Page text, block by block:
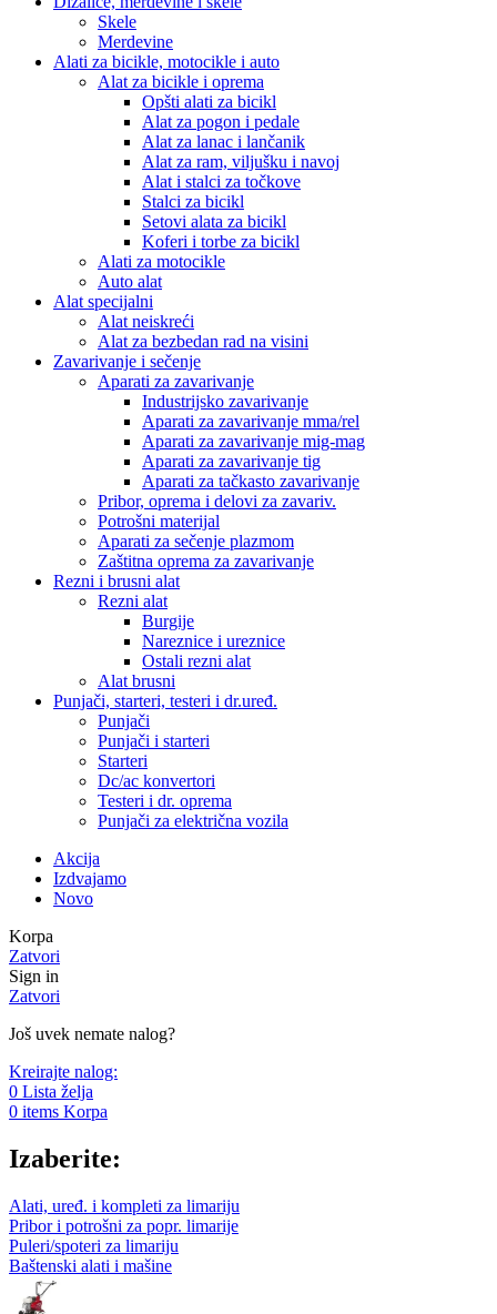
Skele
Merdevine
Alati za bicikle, motocikle i auto
Alat za bicikle i oprema
Opšti alati za bicikl
Alat za pogon i pedale
Alat za lanac i lančanik
Alat za ram, viljušku i navoj
Alat i stalci za točkove
Stalci za bicikl
Setovi alata za bicikl
Koferi i torbe za bicikl
Alati za motocikle
Auto alat
Alat specijalni
Alat neiskreći
Alat za bezbedan rad na visini
Zavarivanje i sečenje
Aparati za zavarivanje
Industrijsko zavarivanje
Aparati za zavarivanje mma/rel
Aparati za zavarivanje mig-mag
Aparati za zavarivanje tig
Aparati za tačkasto zavarivanje
Pribor, oprema i delovi za zavariv.
Potrošni materijal
Aparati za sečenje plazmom
Zaštitna oprema za zavarivanje
Rezni i brusni alat
Rezni alat
Burgije
Nareznice i ureznice
Ostali rezni alat
Alat brusni
Punjači, starteri, testeri i dr.uređ.
Punjači
Punjači i starteri
Starteri
Dc/ac konvertori
Testeri i dr. oprema
Punjači za električna vozila
Akcija
Izdvajamo
Novo
Korpa
Zatvori
Sign in
Zatvori
Još uvek nemate nalog?
Kreirajte nalog:
0 Lista želja
0 items Korpa
Izaberite:
Alati, uređ. i kompleti za limariju
Pribor i potrošni za popr. limarije
Puleri/spoteri za limariju
Baštenski alati i mašine